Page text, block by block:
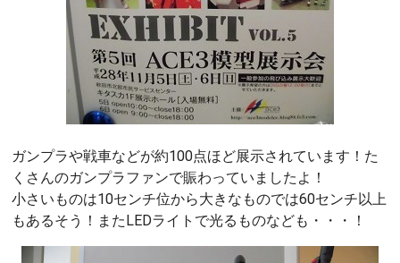
ガンプラや戦車などが約100点ほど展示されています！た
くさんのガンプラファンで賑わっていましたよ！
小さいものは10センチ位から大きなものでは60センチ以上
もあるそう！またLEDライトで光るものなども・・・！